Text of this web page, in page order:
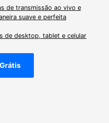
de transmissão ao vivo e
suave e perfeita
de desktop, tablet e celular